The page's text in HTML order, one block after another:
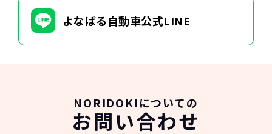
よなばる自動車公式LINE
NORIDOKIについての
お問い合わせ